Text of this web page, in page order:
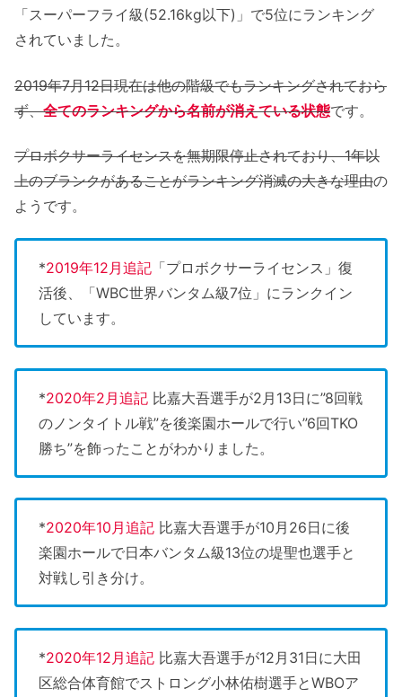
「スーパーフライ級(52.16kg以下)」で5位にランキング
されていました。
2019年7月12日現在は他の階級でもランキングされておら
ず、全てのランキングから名前が消えている状態です。
プロボクサーライセンスを無期限停止されており、1年以
上のブランクがあることがランキング消滅の大きな理由の
ようです。
*2019年12月追記 「プロボクサーライセンス」復
活後、「WBC世界バンタム級7位」にランクイン
しています。
*2020年2月追記 比嘉大吾選手が2月13日に”8回戦
のノンタイトル戦”を後楽園ホールで行い”6回TKO
勝ち”を飾ったことがわかりました。
*2020年10月追記 比嘉大吾選手が10月26日に後
楽園ホールで日本バンタム級13位の堤聖也選手と
対戦し引き分け。
*2020年12月追記 比嘉大吾選手が12月31日に大田
区総合体育館でストロング小林佑樹選手とWBOア